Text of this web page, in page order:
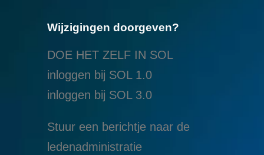
Wijzigingen doorgeven?
DOE HET ZELF IN SOL
inloggen bij SOL 1.0
inloggen bij SOL 3.0
Stuur een berichtje naar de
ledenadministratie